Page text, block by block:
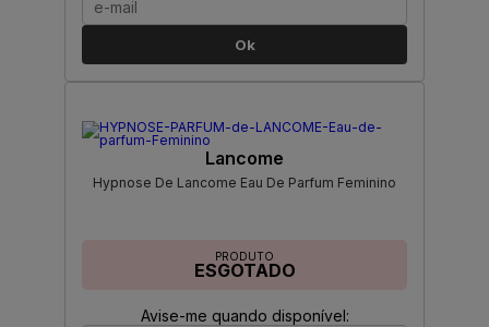
Ok
Lancome
Hypnose De Lancome Eau De Parfum Feminino
PRODUTO
ESGOTADO
Avise-me quando disponível: